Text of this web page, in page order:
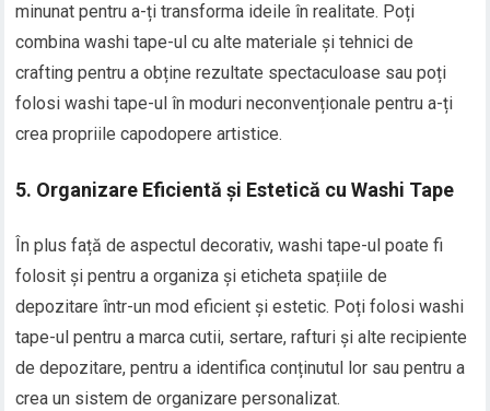
minunat pentru a-ți transforma ideile în realitate. Poți
combina washi tape-ul cu alte materiale și tehnici de
crafting pentru a obține rezultate spectaculoase sau poți
folosi washi tape-ul în moduri neconvenționale pentru a-ți
crea propriile capodopere artistice.
5. Organizare Eficientă și Estetică cu Washi Tape
În plus față de aspectul decorativ, washi tape-ul poate fi
folosit și pentru a organiza și eticheta spațiile de
depozitare într-un mod eficient și estetic. Poți folosi washi
tape-ul pentru a marca cutii, sertare, rafturi și alte recipiente
de depozitare, pentru a identifica conținutul lor sau pentru a
crea un sistem de organizare personalizat.